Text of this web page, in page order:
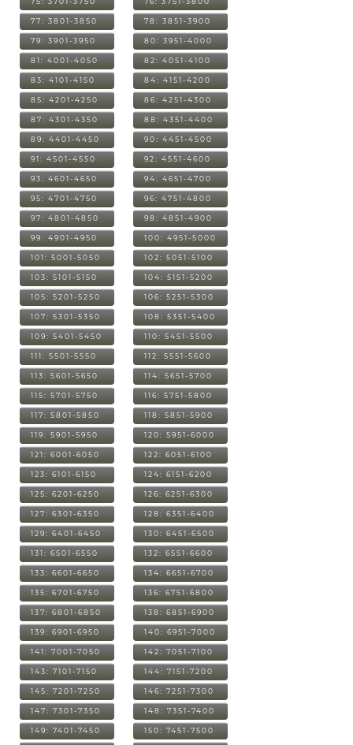
77: 3801-3850 78: 3851-3900
79: 3901-3950 80: 3951-4000
81: 4001-4050 82: 4051-4100
83: 4101-4150 84: 4151-4200
85: 4201-4250 86: 4251-4300
87: 4301-4350 88: 4351-4400
89: 4401-4450 90: 4451-4500
91: 4501-4550 92: 4551-4600
93: 4601-4650 94: 4651-4700
95: 4701-4750 96: 4751-4800
97: 4801-4850 98: 4851-4900
99: 4901-4950 100: 4951-5000
101: 5001-5050 102: 5051-5100
103: 5101-5150 104: 5151-5200
105: 5201-5250 106: 5251-5300
107: 5301-5350 108: 5351-5400
109: 5401-5450 110: 5451-5500
111: 5501-5550 112: 5551-5600
113: 5601-5650 114: 5651-5700
115: 5701-5750 116: 5751-5800
117: 5801-5850 118: 5851-5900
119: 5901-5950 120: 5951-6000
121: 6001-6050 122: 6051-6100
123: 6101-6150 124: 6151-6200
125: 6201-6250 126: 6251-6300
127: 6301-6350 128: 6351-6400
129: 6401-6450 130: 6451-6500
131: 6501-6550 132: 6551-6600
133: 6601-6650 134: 6651-6700
135: 6701-6750 136: 6751-6800
137: 6801-6850 138: 6851-6900
139: 6901-6950 140: 6951-7000
141: 7001-7050 142: 7051-7100
143: 7101-7150 144: 7151-7200
145: 7201-7250 146: 7251-7300
147: 7301-7350 148: 7351-7400
149: 7401-7450 150: 7451-7500